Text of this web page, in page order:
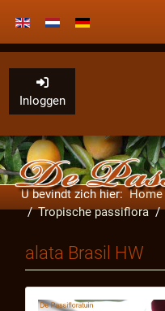
Inloggen
Selecteer de taal
U bevindt zich hier:Home
Tropische passiflora
alata Brasil HW